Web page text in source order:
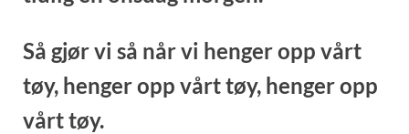
Så gjør vi så når vi henger opp vårt
tøy, henger opp vårt tøy, henger opp
vårt tøy.